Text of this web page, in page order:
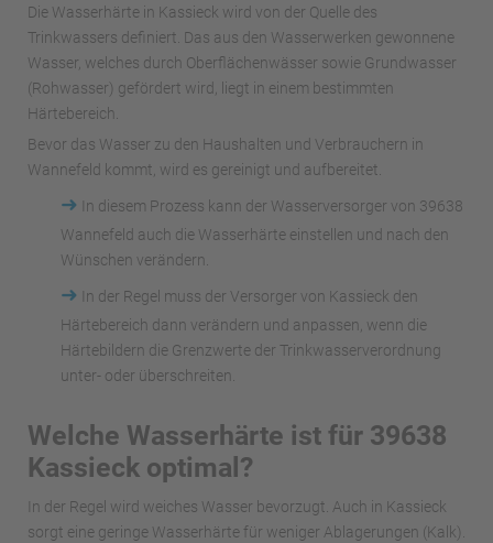
Die Wasserhärte in Kassieck wird von der Quelle des
Trinkwassers definiert. Das aus den Wasserwerken gewonnene
Wasser, welches durch Oberflächenwässer sowie Grundwasser
(Rohwasser) gefördert wird, liegt in einem bestimmten
Härtebereich.
Bevor das Wasser zu den Haushalten und Verbrauchern in
Wannefeld kommt, wird es gereinigt und aufbereitet.
➜
In diesem Prozess kann der Wasserversorger von 39638
Wannefeld auch die Wasserhärte einstellen und nach den
Wünschen verändern.
➜
In der Regel muss der Versorger von Kassieck den
Härtebereich dann verändern und anpassen, wenn die
Härtebildern die Grenzwerte der Trinkwasserverordnung
unter- oder überschreiten.
Welche Wasserhärte ist für 39638
Kassieck optimal?
In der Regel wird weiches Wasser bevorzugt. Auch in Kassieck
sorgt eine geringe Wasserhärte für weniger Ablagerungen (Kalk).